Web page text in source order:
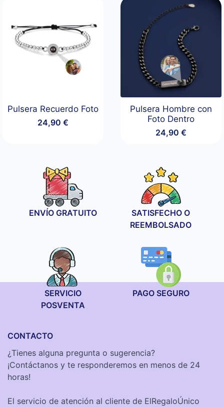
Pulsera Recuerdo Foto
24,90€
Pulsera Hombre con
Foto Dentro
24,90 €
ENVÍO GRATUITO
SATISFECHO O
REEMBOLSADO
SERVICIO
POSVENTA
PAGO SEGURO
CONTACTO
¿Tienes alguna pregunta o sugerencia?
¡Contáctanos y te responderemos en menos de 24
horas!
El servicio de atención al cliente de ElRegaloÚnico